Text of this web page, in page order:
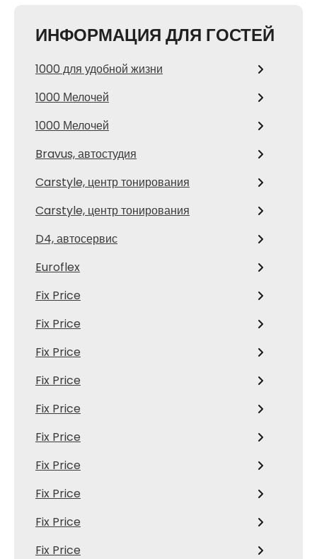
ИНФОРМАЦИЯ ДЛЯ ГОСТЕЙ
1000 для удобной жизни
1000 Мелочей
1000 Мелочей
Bravus, автостудия
Carstyle, центр тонирования
Carstyle, центр тонирования
D4, автосервис
Euroflex
Fix Price
Fix Price
Fix Price
Fix Price
Fix Price
Fix Price
Fix Price
Fix Price
Fix Price
Fix Price